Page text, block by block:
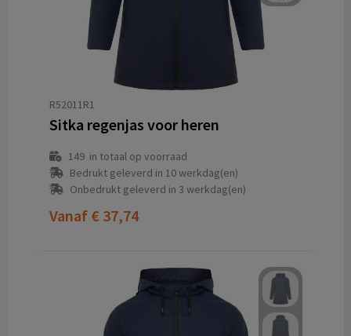
R52011R1
Sitka regenjas voor heren
149in totaal op voorraad
Bedrukt geleverd in 10 werkdag(en)
Onbedrukt geleverd in 3 werkdag(en)
Vanaf € 37,74